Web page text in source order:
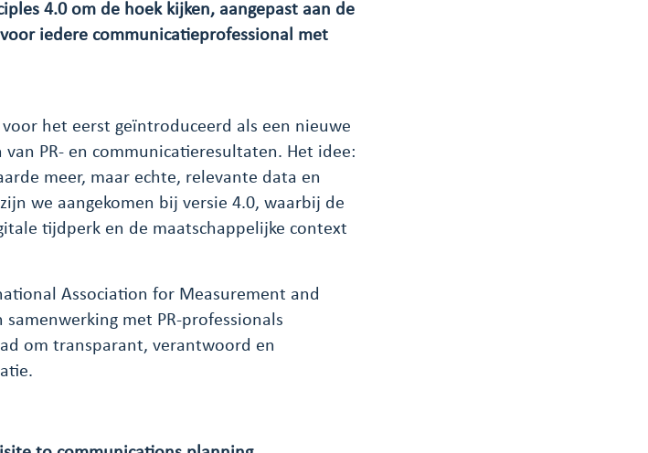
4.0 om de hoek kijken, aangepast aan de
iedere communicatieprofessional met
het eerst geïntroduceerd als een nieuwe
PR- en communicatieresultaten. Het idee:
meer, maar echte, relevante data en
we aangekomen bij versie 4.0, waarbij de
tijdperk en de maatschappelijke context
Association for Measurement and
met PR-professionals
om transparant, verantwoord en